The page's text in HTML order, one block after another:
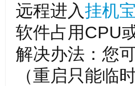
远程进入挂机宝
软件占用CPU
解决办法：您
（重启只能临